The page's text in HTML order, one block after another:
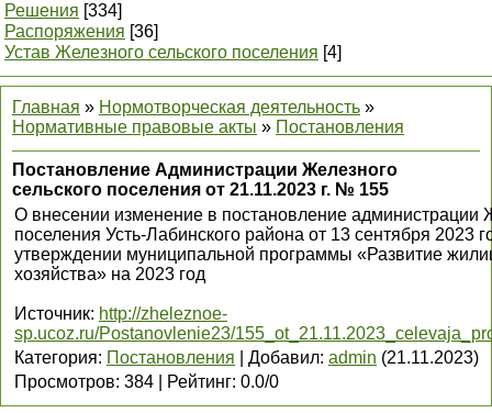
Решения [334]
Распоряжения [36]
Устав Железного сельского поселения [4]
Главная » Нормотворческая деятельность »
Нормативные правовые акты » Постановления
Постановление Администрации Железного
сельского поселения от 21.11.2023 г. № 155
О внесении изменение в постановление администрации
поселения Усть-Лабинского района от 13 сентября 2023
утверждении муниципальной программы «Развитие
хозяйства» на 2023 год
Источник: http://zheleznoe-
sp.ucoz.ru/Postanovlenie23/
Категория: Постановления Добавил: admin (21.11.2023)
Просмотров: 384 Рейтинг: 0.0/0